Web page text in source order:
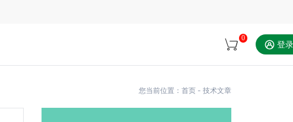
0
登录
您当前位置： 首页 - 技术文章